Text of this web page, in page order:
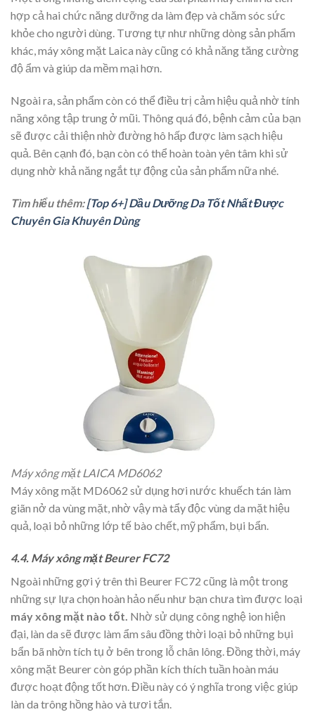
hợp cả hai chức năng dưỡng da làm đẹp và chăm sóc sức
khỏe cho người dùng. Tương tự như những dòng sản phẩm
khác, máy xông mặt Laica này cũng có khả năng tăng cường
độ ẩm và giúp da mềm mại hơn.
Ngoài ra, sản phẩm còn có thể điều trị cảm hiệu quả nhờ tính
năng xông tập trung ở mũi. Thông quá đó, bệnh cảm của bạn
sẽ được cải thiện nhờ đường hô hấp được làm sạch hiệu
quả. Bên cạnh đó, bạn còn có thể hoàn toàn yên tâm khi sử
dụng nhờ khả năng ngắt tự động của sản phẩm nữa nhé.
Tìm hiểu thêm:[Top 6+] Dầu Dưỡng Da Tốt Nhất Được
Chuyên Gia Khuyên Dùng
Máy xông mặt LAICA MD6062
Máy xông mặt MD6062 sử dụng hơi nước khuếch tán làm
giãn nở da vùng mặt, nhờ vậy mà tẩy độc vùng da mặt hiệu
quả, loại bỏ những lớp tế bào chết, mỹ phẩm, bụi bẩn.
4.4. Máy xông mặt Beurer FC72
Ngoài những gợi ý trên thì Beurer FC72 cũng là một trong
những sự lựa chọn hoàn hảo nếu như bạn chưa tìm được loại
máy xông mặt nào tốt. Nhờ sử dụng công nghệ ion hiện
đại, làn da sẽ được làm ẩm sâu đồng thời loại bỏ những bụi
bẩn bã nhờn tích tụ ở bên trong lỗ chân lông. Đồng thời, máy
xông mặt Beurer còn góp phần kích thích tuần hoàn máu
được hoạt động tốt hơn. Điều này có ý nghĩa trong việc giúp
làn da trông hồng hào và tươi tắn.